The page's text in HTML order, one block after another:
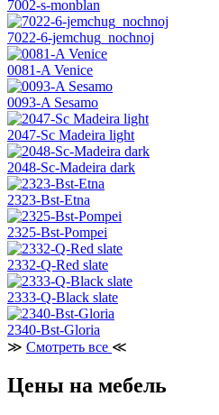
7002-s-monblan
7022-6-jemchug_nochnoj
0081-A Venice
0093-A Sesamo
2047-Sc Madeira light
2048-Sc-Madeira dark
2323-Bst-Etna
2325-Bst-Pompei
2332-Q-Red slate
2333-Q-Black slate
2340-Bst-Gloria
≫ Смотреть все ≪
Цены на мебель